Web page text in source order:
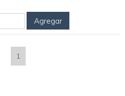
Agregar
1